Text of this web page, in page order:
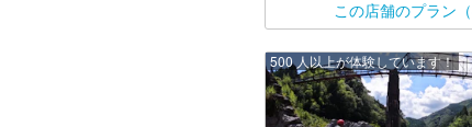
この店舗のプラン
500 人以上が体験しています！